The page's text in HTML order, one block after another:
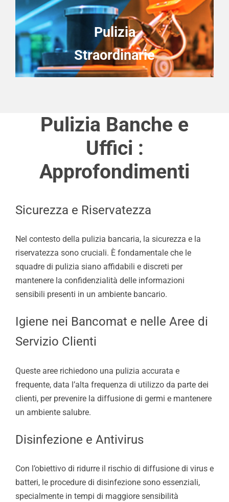
Pulizia
Straordinarie
Pulizia Banche e
Uffici :
Approfondimenti
Sicurezza e Riservatezza
Nel contesto della pulizia bancaria, la sicurezza e la
riservatezza sono cruciali. È fondamentale che le
squadre di pulizia siano affidabili e discreti per
mantenere la confidenzialità delle informazioni
sensibili presenti in un ambiente bancario.
Igiene nei Bancomat e nelle Aree di
Servizio Clienti
Queste aree richiedono una pulizia accurata e
frequente, data l’alta frequenza di utilizzo da parte dei
clienti, per prevenire la diffusione di germi e mantenere
un ambiente salubre.
Disinfezione e Antivirus
Con l’obiettivo di ridurre il rischio di diffusione di virus e
batteri, le procedure di disinfezione sono essenziali,
specialmente in tempi di maggiore sensibilità